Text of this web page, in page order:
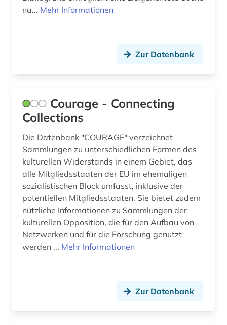
sachsen (1)
sakralbau (2)
schriftsteller (1)
schwarze (1)
schweden (3)
schwedisch (1)
serbien (süd) (1)
sorben (3)
na... Mehr Informationen
Zur Datenbank
Courage - Connecting
Collections
Die Datenbank "COURAGE" verzeichnet
Sammlungen zu unterschiedlichen Formen des
kulturellen Widerstands in einem Gebiet, das
alle Mitgliedsstaaten der EU im ehemaligen
sozialistischen Block umfasst, inklusive der
potentiellen Mitgliedsstaaten. Sie bietet zudem
nützliche Informationen zu Sammlungen der
kulturellen Opposition, die für den Aufbau von
Netzwerken und für die Forschung genutzt
werden ... Mehr Informationen
Zur Datenbank